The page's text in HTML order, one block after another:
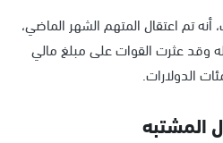
أنه تم اعتقال المتهم الشهر الماضي،
وقد عثرت القوات على مبلغ مالي
المشتبه